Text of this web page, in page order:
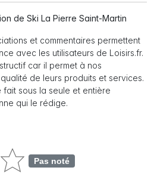
de Ski La Pierre Saint-Martin
et commentaires permettent
avec les utilisateurs de Loisirs.fr.
car il permet à nos
de leurs produits et services.
sous la seule et entière
qui le rédige.
Pas noté